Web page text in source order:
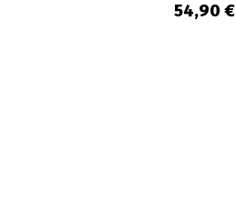
54,90 €